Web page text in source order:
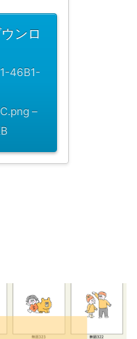
ンロ
46B1-
–